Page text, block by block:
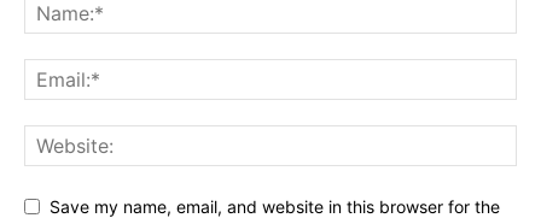
Save my name, email, and website in this browser for the